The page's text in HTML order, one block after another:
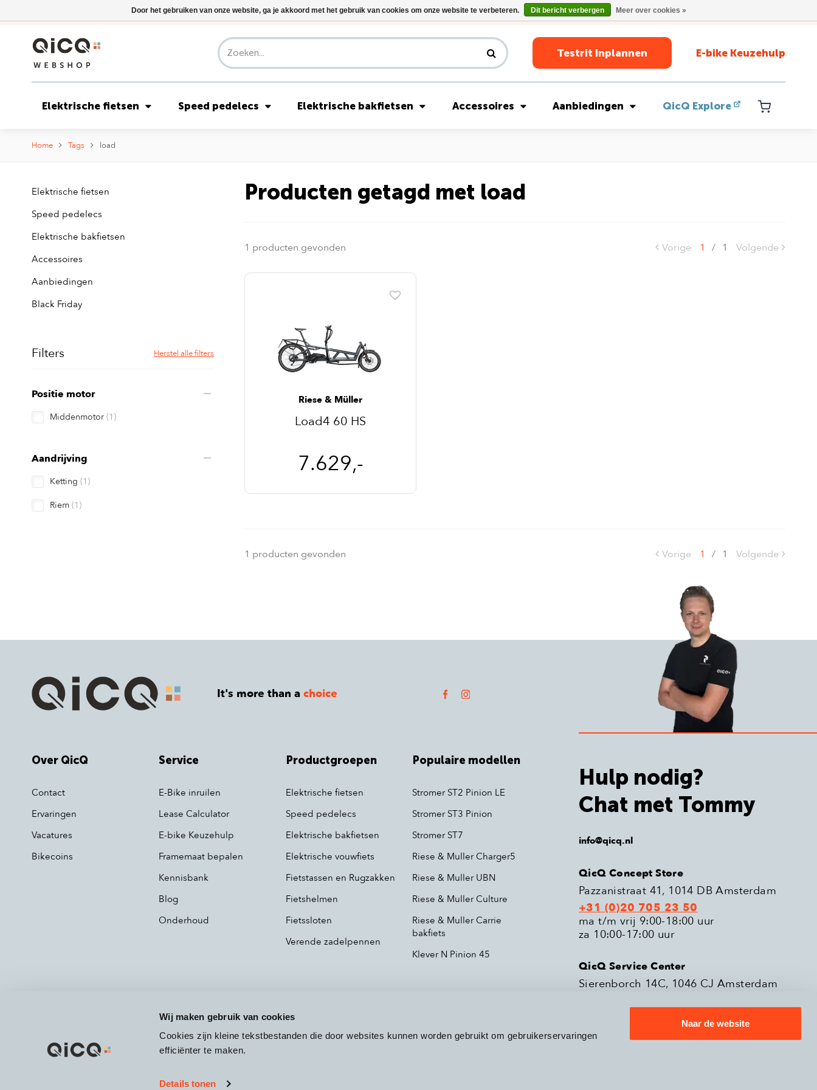
Wij maken gebruik van cookies
Cookies zijn kleine tekstbestanden die door websites kunnen worden gebruikt om gebruikerservaringen
efficiënter te maken.
Details tonen
Naar de website
Riese & Müller Nevo5 Silent Core nu direct uit voorraad leverbaar!
Testrit Inplannen E-bike Keuzehulp
Elektrische fietsen Speed pedelecs Elektrische bakfietsen Accessoires Aanbiedingen QicQ Explore
Home Tags load
Elektrische fietsen
Speed pedelecs
Elektrische bakfietsen
Accessoires
Aanbiedingen
Black Friday
Filters Herstel alle filters
Positie motor
Middenmotor (1)
Aandrijving
Ketting (1)
Riem (1)
Producten getagd met load
1 producten gevonden Vorige 1 / 1 Volgende
Riese & Müller
Load4 60 HS
7.629,-
1 producten gevonden Vorige 1 / 1 Volgende
It's more than achoice
Over QicQ
Contact
Ervaringen
Vacatures
Bikecoins
Service
E-Bike inruilen
Lease Calculator
E-bike Keuzehulp
Framemaat bepalen
Kennisbank
Blog
Onderhoud
Productgroepen
Elektrische fietsen
Speed pedelecs
Elektrische bakfietsen
Elektrische vouwfiets
Fietstassen en Rugzakken
Fietshelmen
Fietssloten
Verende zadelpennen
Populaire modellen
Stromer ST2 Pinion LE
Stromer ST3 Pinion
Stromer ST7
Riese & Muller Charger5
Riese & Muller UBN
Riese & Muller Culture
Riese & Muller Carrie
bakfiets
Klever N Pinion 45
Hulp nodig?
Chat met Tommy
info@qicq.nl
QicQ Concept Store
Pazzanistraat 41, 1014 DB Amsterdam
+31 (0)20 705 23 50
ma t/m vrij 9:00-18:00 uur
za 10:00-17:00 uur
QicQ Service Center
Sierenborch 14C, 1046 CJ Amsterdam
Door het gebruiken van onze website, ga je akkoord met het gebruik van cookies om onze website te verbeteren. Dit bericht verbergen Meer over cookies »